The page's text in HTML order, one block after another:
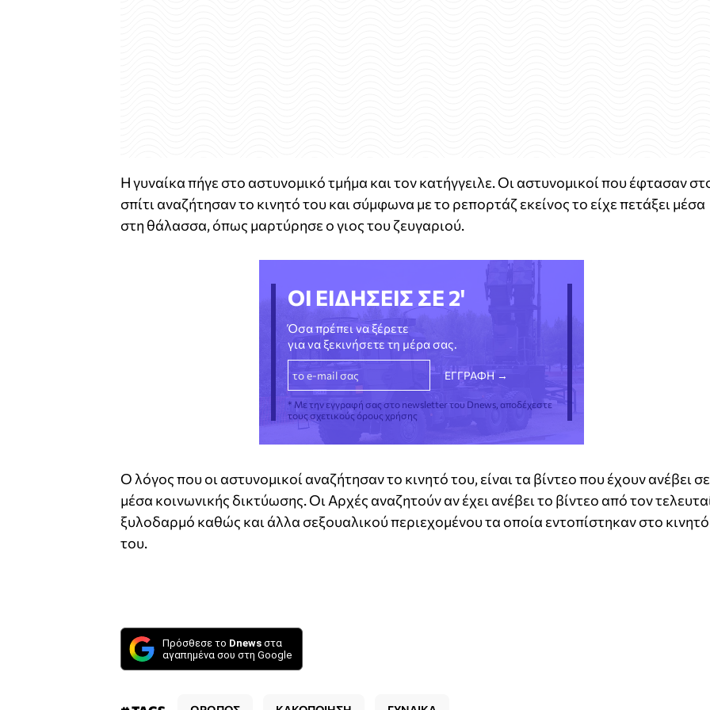
Η γυναίκα πήγε στο αστυνομικό τμήμα και τον κατήγγειλε. Οι αστυνομικοί που έφτασαν
σπίτι αναζήτησαν το κινητό του και σύμφωνα με το ρεπορτάζ εκείνος το είχε πετάξει μέσα
στη θάλασσα, όπως μαρτύρησε ο γιος του ζευγαριού.
ΟΙ ΕΙΔΗΣΕΙΣ ΣΕ 2'
Όσα πρέπει να ξέρετε
για να ξεκινήσετε τη μέρα σας.
* Με την εγγραφή σας στο newsletter του Dnews, αποδέχεστε
τους σχετικούς όρους χρήσης
Ο λόγος που οι αστυνομικοί αναζήτησαν το κινητό του, είναι τα βίντεο που έχουν ανέβει σε
μέσα κοινωνικής δικτύωσης. Οι Αρχές αναζητούν αν έχει ανέβει το βίντεο από τον
ξυλοδαρμό καθώς και άλλα σεξουαλικού περιεχομένου τα οποία εντοπίστηκαν στο κινητό
του.
Πρόσθεσε το Dnews στα
αγαπημένα σου στη Google